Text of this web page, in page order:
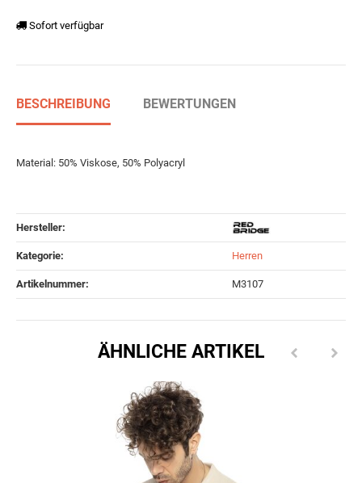
Sofort verfügbar
BESCHREIBUNG BEWERTUNGEN
Material: 50% Viskose, 50% Polyacryl
Hersteller:
Kategorie: Herren
Artikelnummer: M3107
ÄHNLICHE ARTIKEL